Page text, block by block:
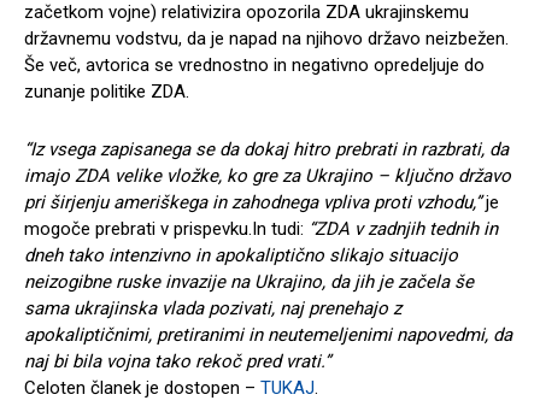
začetkom vojne) relativizira opozorila ZDA ukrajinskemu
državnemu vodstvu, da je napad na njihovo državo neizbežen.
Še več, avtorica se vrednostno in negativno opredeljuje do
zunanje politike ZDA.
“Iz vsega zapisanega se da dokaj hitro prebrati in razbrati, da
imajo ZDA velike vložke, ko gre za Ukrajino – ključno državo
pri širjenju ameriškega in zahodnega vpliva proti vzhodu,”je
mogoče prebrati v prispevku.In tudi: “ZDA v zadnjih tednih in
dneh tako intenzivno in apokaliptično slikajo situacijo
neizogibne ruske invazije na Ukrajino, da jih je začela še
sama ukrajinska vlada pozivati, naj prenehajo z
apokaliptičnimi, pretiranimi in neutemeljenimi napovedmi, da
naj bi bila vojna tako rekoč pred vrati.”
Celoten članek je dostopen – TUKAJ.